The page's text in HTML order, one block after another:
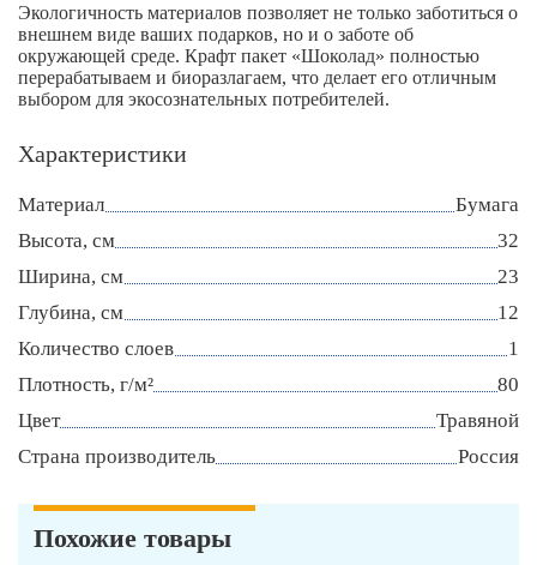
Экологичность материалов позволяет не только заботиться о
внешнем виде ваших подарков, но и о заботе об
окружающей среде. Крафт пакет «Шоколад» полностью
перерабатываем и биоразлагаем, что делает его отличным
выбором для экосознательных потребителей.
Характеристики
Материал
Бумага
Высота, см
32
Ширина, см
23
Глубина, см
12
Количество слоев
1
Плотность, г/м²
80
Цвет
Травяной
Страна производитель
Россия
Похожие товары